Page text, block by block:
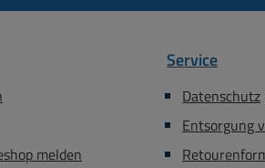
melden
Service
Datenschutz
Entsorgung